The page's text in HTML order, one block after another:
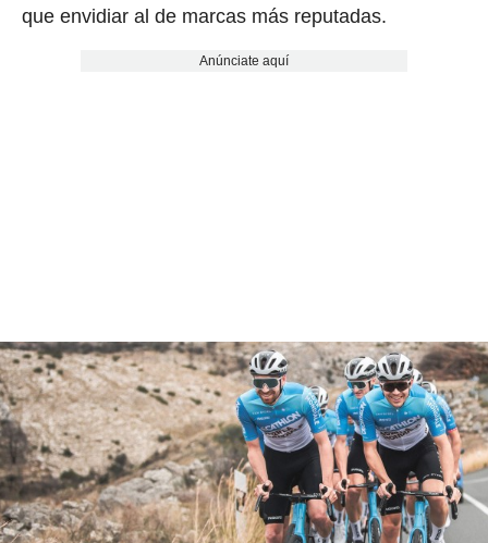
que envidiar al de marcas más reputadas.
Anúnciate aquí